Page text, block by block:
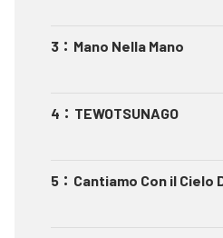
3 ： Mano Nella Mano
4 ： TEWOTSUNAGO
5 ： Cantiamo Con il Cielo